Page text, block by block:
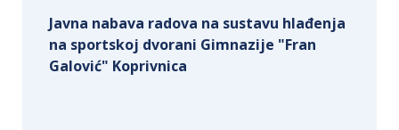
Javna nabava radova na sustavu hlađenja
na sportskoj dvorani Gimnazije "Fran
Galović" Koprivnica